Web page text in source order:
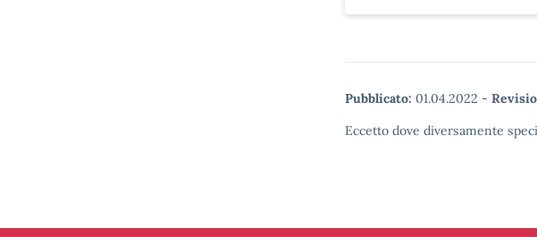
Pubblicato: 01.04.2022 -
Eccetto dove diversamente